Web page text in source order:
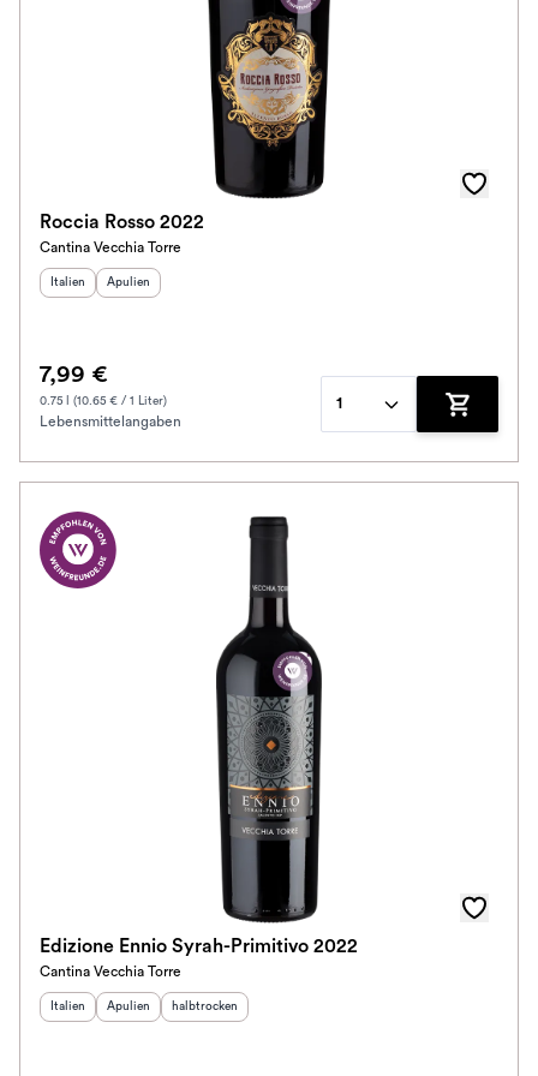
Roccia Rosso 2022
Cantina Vecchia Torre
Herkunftsland:
Italien Herkunftsregion
Apulien
7,99 €
0.75 l (10.65 € / 1 Liter)
Lebensmittelangaben
1
Zum
Edizione Ennio Syrah-Primitivo 2022
Cantina Vecchia Torre
Herkunftsland:
Italien Herkunftsregion:
Apulien Geschmack:
halbtrocken